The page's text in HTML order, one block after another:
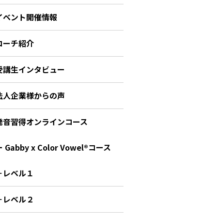
ベント開催情報
ーチ紹介
講生インタビュー
人企業様からの声
音習得オンラインコース
Gabby x Color Vowel®︎コース
レベル１
レベル２